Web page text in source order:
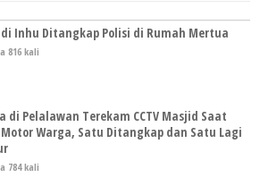
Inhu Ditangkap Polisi di Rumah Mertua
816 kali
di Pelalawan Terekam CCTV Masjid Saat
Motor Warga, Satu Ditangkap dan Satu Lagi
784 kali